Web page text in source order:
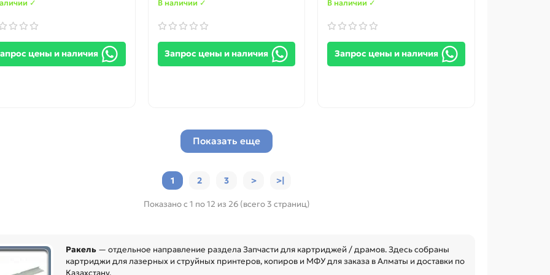
✓
цены и наличия
В наличии ✓
Запрос цены и наличия
В наличии ✓
Запрос цены и наличия
Показать еще
1 2 3 > >|
Показано с 1 по 12 из 26 (всего 3 страниц)
Ракель — отдельное направление раздела Запчасти для картриджей / драмов. Здесь собраны
картриджи для лазерных и струйных принтеров, копиров и МФУ для заказа в Алматы и доставки по
Казахстану.